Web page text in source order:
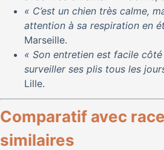
« C’est un chien très calme,
attention à sa respiration en
Marseille.
« Son entretien est facile
surveiller ses plis tous les
Lille.
Comparatif avec
similaires